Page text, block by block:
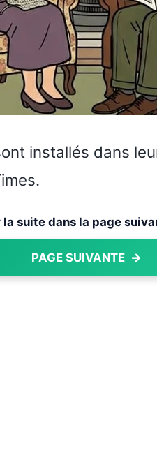
installés dans
la suite dans la page
PAGE SUIVANTE →